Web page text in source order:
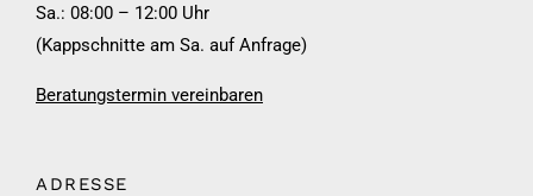
Sa.: 08:00 – 12:00 Uhr
(Kappschnitte am Sa. auf Anfrage)
Beratungstermin vereinbaren
ADRESSE